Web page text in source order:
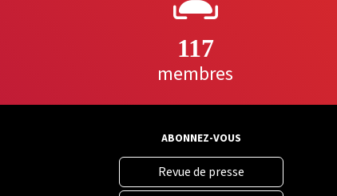
117
membres
ABONNEZ-VOUS
Revue de presse